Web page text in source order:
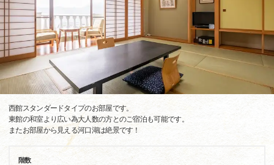
西館スタンダードタイプのお部屋です。
東館の和室より広い為大人数の方とのご宿泊も可能です。
またお部屋から見える河口湖は絶景です！
階数